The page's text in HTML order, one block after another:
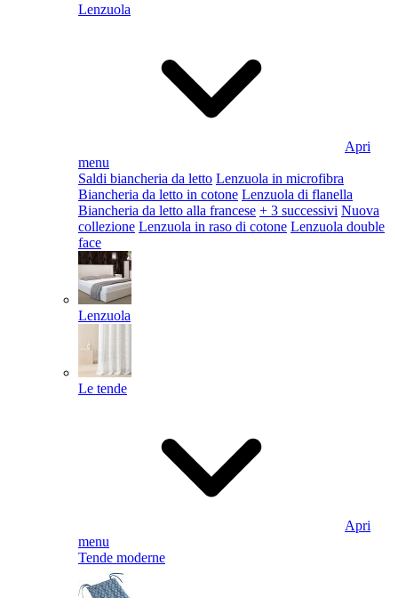
Lenzuola
Apri
menu
Saldi biancheria da letto Lenzuola in microfibra
Biancheria da letto in cotone Lenzuola di flanella
Biancheria da letto alla francese + 3 successivi Nuova
collezione Lenzuola in raso di cotone Lenzuola double
face
Lenzuola
Le tende
Apri
menu
Tende moderne